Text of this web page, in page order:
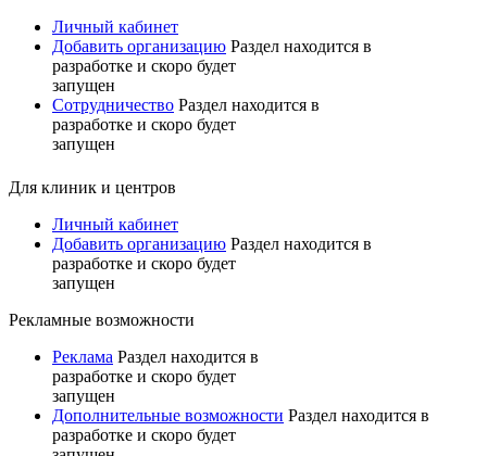
Личный кабинет
Добавить организацию Раздел находится в
разработке и скоро будет
запущен
Сотрудничество Раздел находится в
разработке и скоро будет
запущен
Для клиник и центров
Личный кабинет
Добавить организацию Раздел находится в
разработке и скоро будет
запущен
Рекламные возможности
Реклама Раздел находится в
разработке и скоро будет
запущен
Дополнительные возможности Раздел находится в
разработке и скоро будет